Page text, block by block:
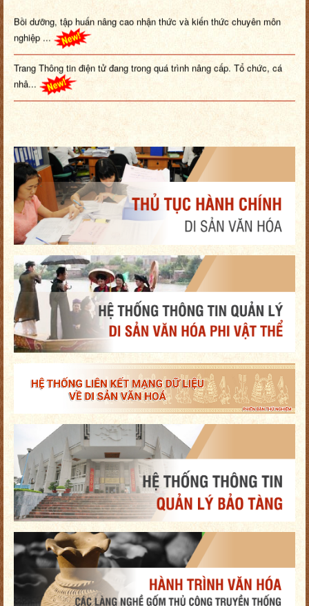
Bồi dưỡng, tập huấn nâng cao nhận thức và kiến thức chuyên môn
nghiệp ...
Trang Thông tin điện tử đang trong quá trình nâng cấp. Tổ chức, cá
nhâ...